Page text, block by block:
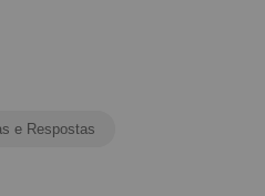
e Respostas